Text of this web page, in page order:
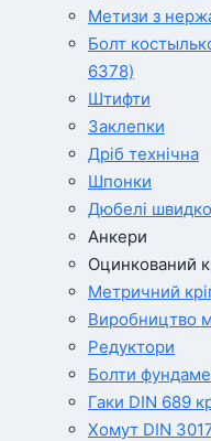
Метизи з
Болт
6378)
Штифти
Заклепки
Дріб технічна
Шпонки
Дюбелі
Анкери
Оцинкований
Метричний
Виробництво
Редуктори
Болти
Гаки DIN 689
Хомут DIN